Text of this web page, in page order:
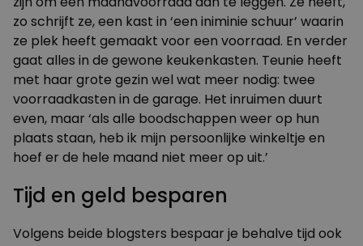
zo schrijft ze, een kast in ‘een iniminie schuur’ waarin
ze plek heeft gemaakt voor een voorraad. En verder
gaat alles in de gewone keukenkasten. Teunie heeft
met haar grote gezin wel wat meer nodig: twee
voorraadkasten in de garage. Het inruimen duurt
even, maar ‘als alle boodschappen weer op hun
plaats staan, heb ik mijn persoonlijke winkeltje en
hoef er de hele maand niet meer op uit.’
Tijd en geld besparen
Volgens beide blogsters bespaar je behalve tijd ook